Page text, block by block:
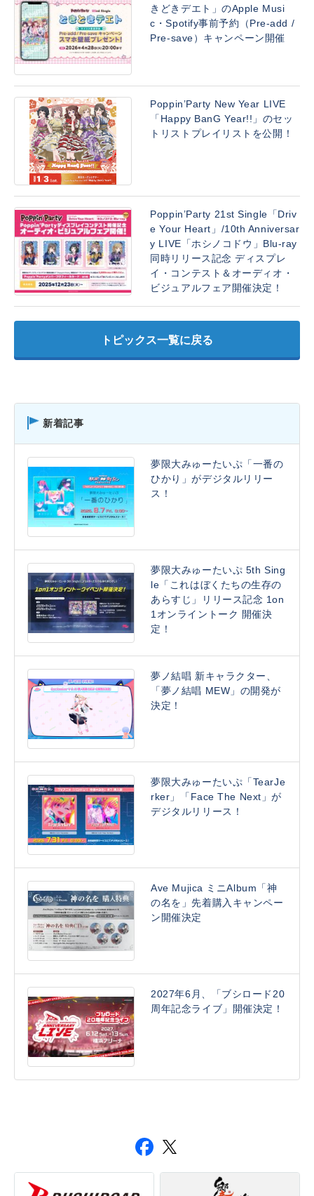
きどきデエト」のApple Musi
c・Spotify事前予約（Pre-add /
Pre-save）キャンペーン開催
Poppin’Party New Year LIVE
「Happy BanG Year!!」のセッ
トリストプレイリストを公開！
Poppin’Party 21st Single「Driv
e Your Heart」/10th Anniversar
y LIVE「ホシノコドウ」Blu-ray
同時リリース記念 ディスプレ
イ・コンテスト＆オーディオ・
ビジュアルフェア開催決定！
トピックス一覧に戻る
新着記事
夢限大みゅーたいぷ「一番の
ひかり」がデジタルリリー
ス！
夢限大みゅーたいぷ 5th Sing
le「これはぼくたちの生存の
あらすじ」リリース記念 1on
1オンライントーク 開催決
定！
夢ノ結唱 新キャラクター、
「夢ノ結唱 MEW」の開発が
決定！
夢限大みゅーたいぷ「TearJe
rker」「Face The Next」が
デジタルリリース！
Ave Mujica ミニAlbum「神
の名を」先着購入キャンペー
ン開催決定
2027年6月、「ブシロード20
周年記念ライブ」開催決定！